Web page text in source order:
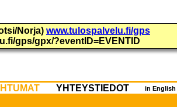
Norja) www.tulospalvelu.fi/gps
gps/gpx/?eventID=EVENTID
YHTEYSTIEDOT in English